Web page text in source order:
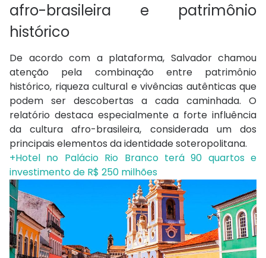
afro-brasileira e patrimônio
histórico
De acordo com a plataforma, Salvador chamou
atenção pela combinação entre patrimônio
histórico, riqueza cultural e vivências autênticas que
podem ser descobertas a cada caminhada. O
relatório destaca especialmente a forte influência
da cultura afro-brasileira, considerada um dos
principais elementos da identidade soteropolitana.
+Hotel no Palácio Rio Branco terá 90 quartos e
investimento de R$ 250 milhões